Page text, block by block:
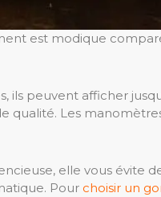
est modique
ils peuvent afficher
qualité. Les
elle vous évite
Pour choisir un